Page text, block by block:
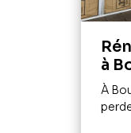
à
À